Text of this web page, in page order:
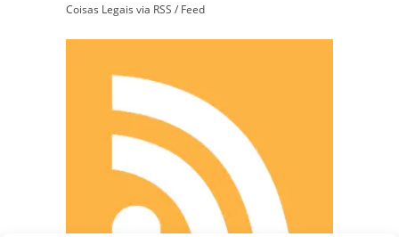
Coisas Legais via RSS / Feed